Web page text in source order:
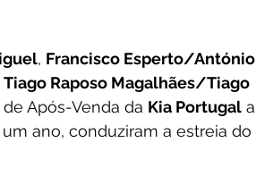
, Francisco Esperto/António
Tiago Raposo Magalhães/Tiago
Após-Venda da Kia Portugal a
ano, conduziram a estreia do